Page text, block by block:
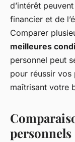
d’intérêt
financier et de
Comparer
meilleures
personnel peut
pour réussir vos
maîtrisant votre
personnels